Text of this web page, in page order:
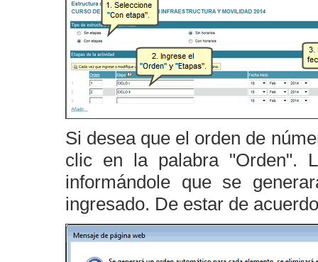
Si desea que el orden de
clic en la palabra "Orden".
informándole que se
ingresado. De estar de